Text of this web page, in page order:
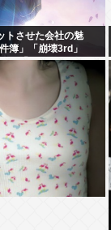
トさせた会社の魅
簿」「崩壊3rd」
」「ゼンゼロ」